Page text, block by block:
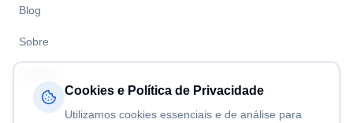
Blog
Sobre
Cookies e Política de Privacidade
Utilizamos cookies essenciais e de análise para